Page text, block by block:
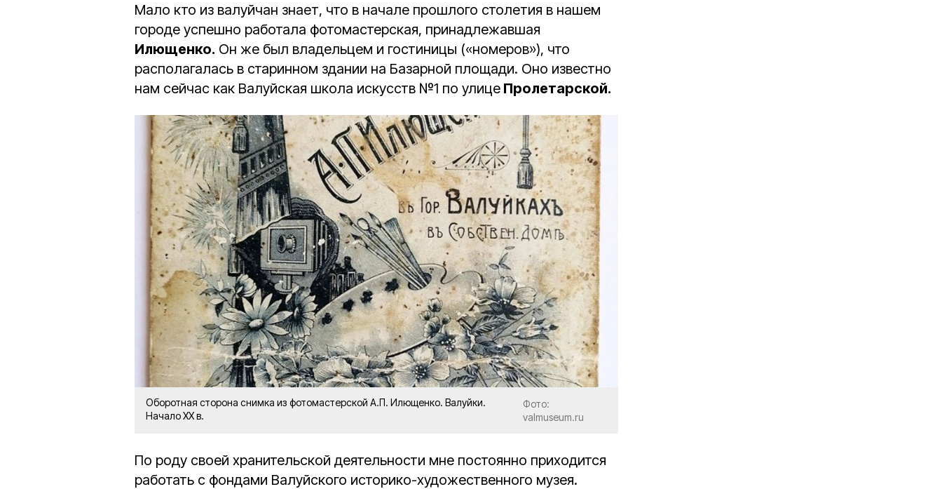
Мало кто из валуйчан знает, что в начале прошлого столетия в нашем
городе успешно работала фотомастерская, принадлежавшая
Илющенко. Он же был владельцем и гостиницы («номеров»), что
располагалась в старинном здании на Базарной площади. Оно известно
нам сейчас как Валуйская школа искусств №1 по улице Пролетарской.
Оборотная сторона снимка из фотомастерской А.П. Илющенко. Валуйки.
Начало ХХ в.
Фото:
valmuseum.ru
По роду своей хранительской деятельности мне постоянно приходится
работать с фондами Валуйского историко-художественного музея.